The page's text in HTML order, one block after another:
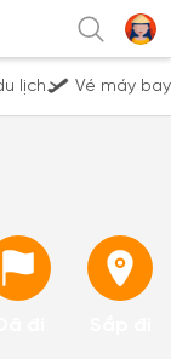
lịch Vé máy bay